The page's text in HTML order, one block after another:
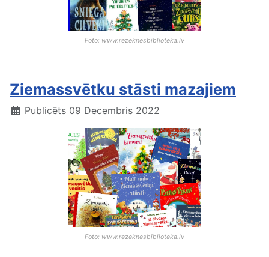
Foto: www.rezeknesbiblioteka.lv
Ziemassvētku stāsti mazajiem
Publicēts 09 Decembris 2022
Foto: www.rezeknesbiblioteka.lv